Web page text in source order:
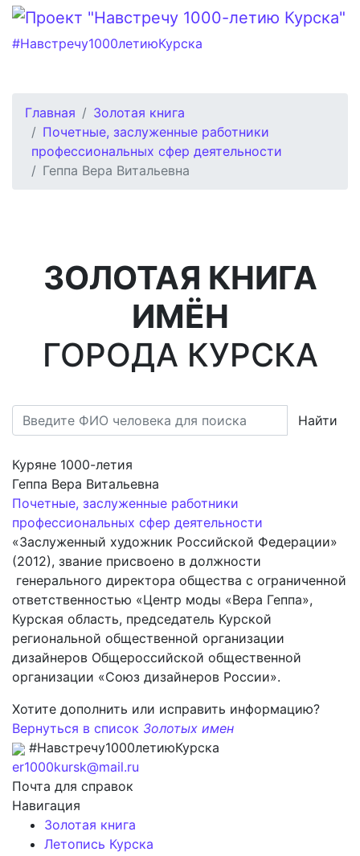
#Навстречу1000летиюКурска
Главная
Золотая книга
Почетные, заслуженные работники
профессиональных сфер деятельности
Геппа Вера Витальевна
ЗОЛОТАЯ КНИГА
ИМЁН
ГОРОДА КУРСКА
Найти
Куряне 1000-летия
Геппа Вера Витальевна
Почетные, заслуженные работники
профессиональных сфер деятельности
«Заслуженный художник Российской Федерации»
(2012), звание присвоено в должности
генерального директора общества с ограниченной
ответственностью «Центр моды «Вера Геппа»,
Курская область, председатель Курской
региональной общественной организации
дизайнеров Общероссийской общественной
организации «Союз дизайнеров России».
Хотите дополнить или исправить информацию?
Вернуться в список Золотых имен
#Навстречу1000летиюКурска
er1000kursk@mail.ru
Почта для справок
Навигация
Золотая книга
Летопись Курска